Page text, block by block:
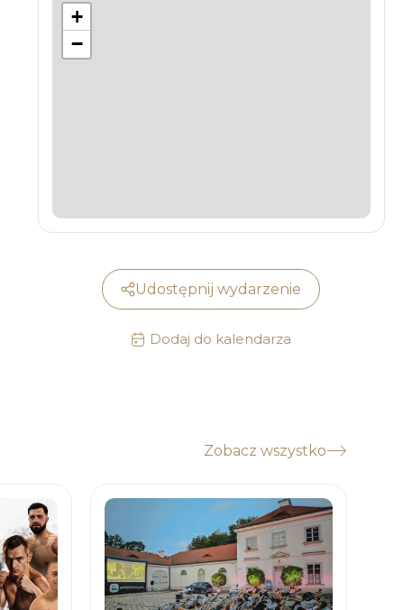
+
−
Udostępnij wydarzenie
Dodaj do kalendarza
Zobacz wszystko